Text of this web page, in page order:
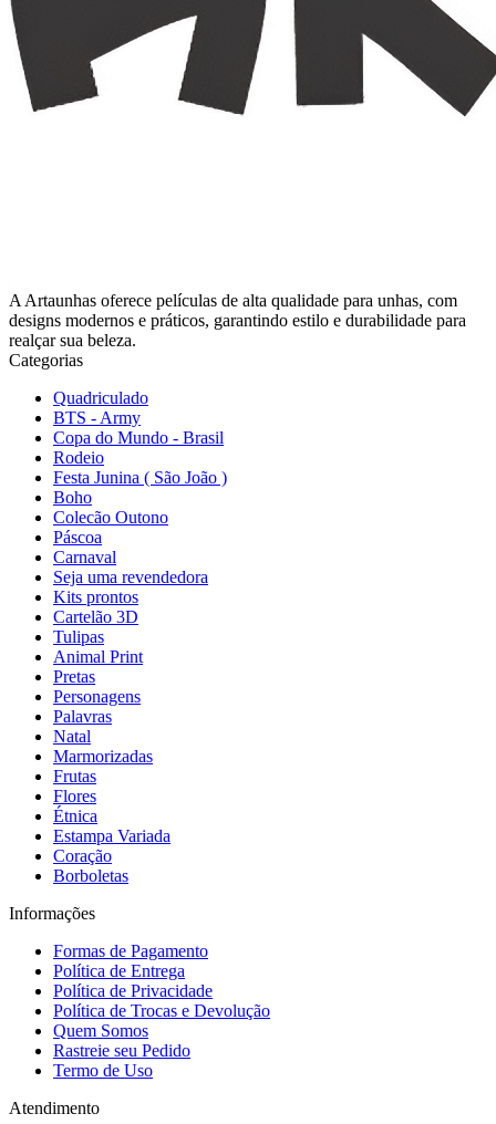
A Artaunhas oferece películas de alta qualidade para unhas, com
designs modernos e práticos, garantindo estilo e durabilidade para
realçar sua beleza.
Categorias
Quadriculado
BTS - Army
Copa do Mundo - Brasil
Rodeio
Festa Junina ( São João )
Boho
Colecão Outono
Páscoa
Carnaval
Seja uma revendedora
Kits prontos
Cartelão 3D
Tulipas
Animal Print
Pretas
Personagens
Palavras
Natal
Marmorizadas
Frutas
Flores
Étnica
Estampa Variada
Coração
Borboletas
Informações
Formas de Pagamento
Política de Entrega
Política de Privacidade
Política de Trocas e Devolução
Quem Somos
Rastreie seu Pedido
Termo de Uso
Atendimento